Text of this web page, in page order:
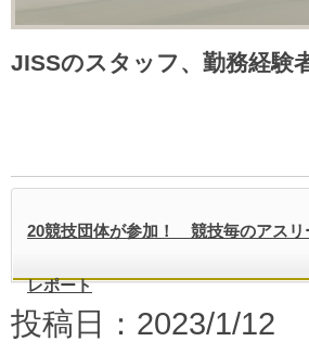
JISSのスタッフ、勤務経験
20競技団体が参加！ 競技毎のアスリ
レポート
投稿日：2023/1/12